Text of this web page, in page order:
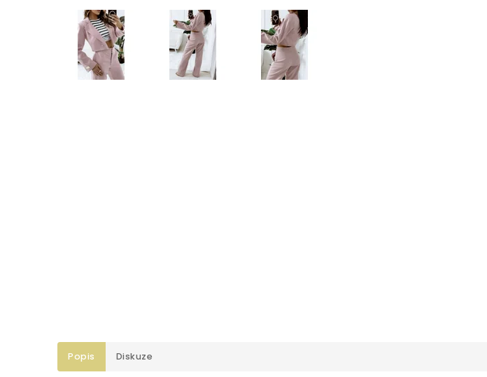
Popis Diskuze